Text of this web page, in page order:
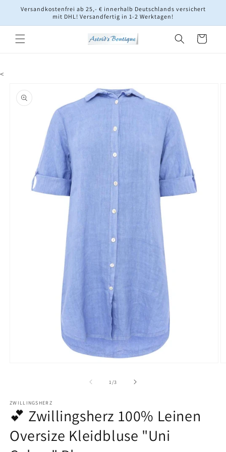
zum
Versandkostenfrei ab 25,- € innerhalb Deutschlands versichert
mit DHL! Versandfertig in 1-2 Werktagen!
Warenkorb
<
1 /von
3
ZWILLINGSHERZ
💕 Zwillingsherz 100% Leinen
Oversize Kleidbluse "Uni